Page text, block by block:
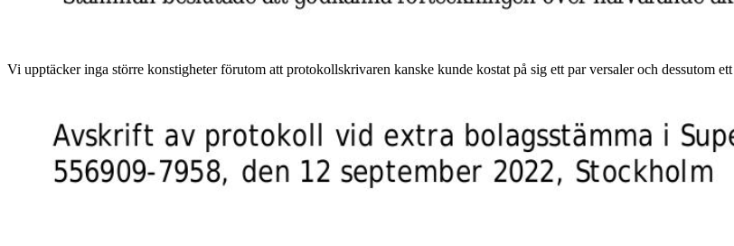
Vi upptäcker inga större konstigheter förutom att protokollskrivaren kanske kunde kostat på sig ett par versaler och